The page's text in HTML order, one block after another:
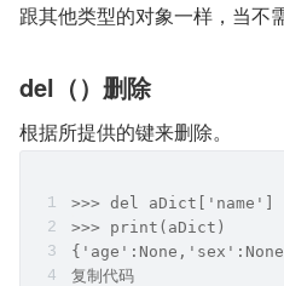
跟其他类型的对象一样，当不
del（）删除
根据所提供的键来删除。
>>> del aDict['name']
>>> print(aDict)
复制代码